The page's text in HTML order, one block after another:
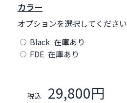
カラー
オプションを選択してください
Black 在庫あり
FDE 在庫あり
税込 29,800円